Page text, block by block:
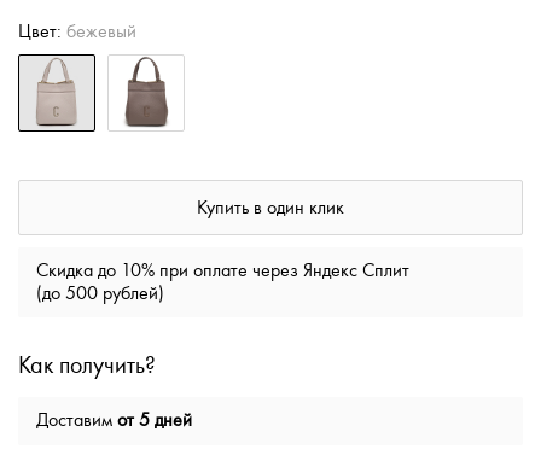
Цвет: бежевый
Купить в один клик
Скидка до 10% при оплате через Яндекс Сплит
(до 500 рублей)
Как получить?
Доставим от 5 дней